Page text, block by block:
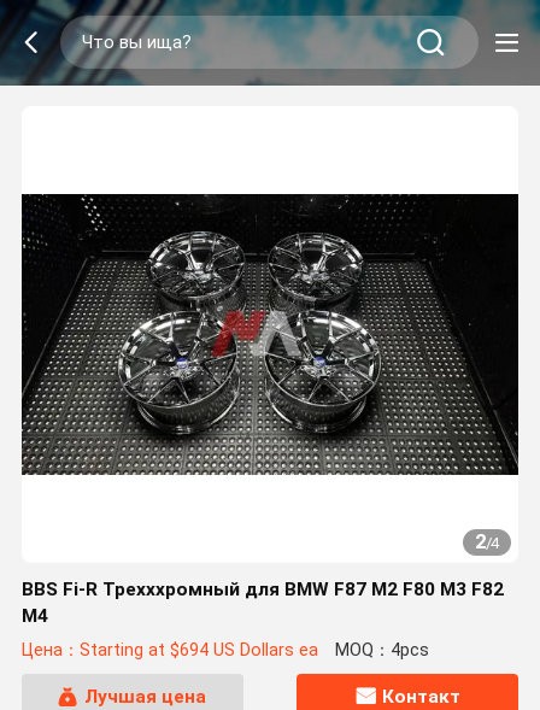
2/4
BBS Fi-R Трехххромный для BMW F87 M2 F80 M3 F82
M4
Цена：Starting at $694 US Dollars ea MOQ：4pcs
Лучшая цена Контакт